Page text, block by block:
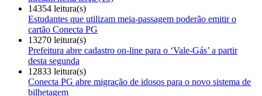
14354 leitura(s)
Estudantes que utilizam meia-passagem poderão emitir o
cartão Conecta PG
13270 leitura(s)
Prefeitura abre cadastro on-line para o ‘Vale-Gás’ a partir
desta segunda
12833 leitura(s)
Conecta PG abre migração de idosos para o novo sistema de
bilhetagem